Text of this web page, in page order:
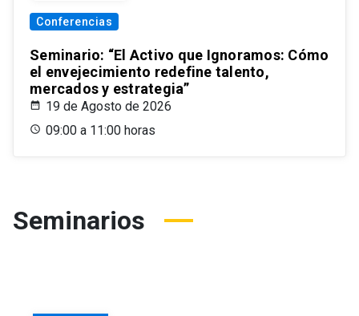
Conferencias
Seminario: “El Activo que Ignoramos: Cómo
el envejecimiento redefine talento,
mercados y estrategia”
19 de Agosto de 2026
09:00 a 11:00 horas
Seminarios